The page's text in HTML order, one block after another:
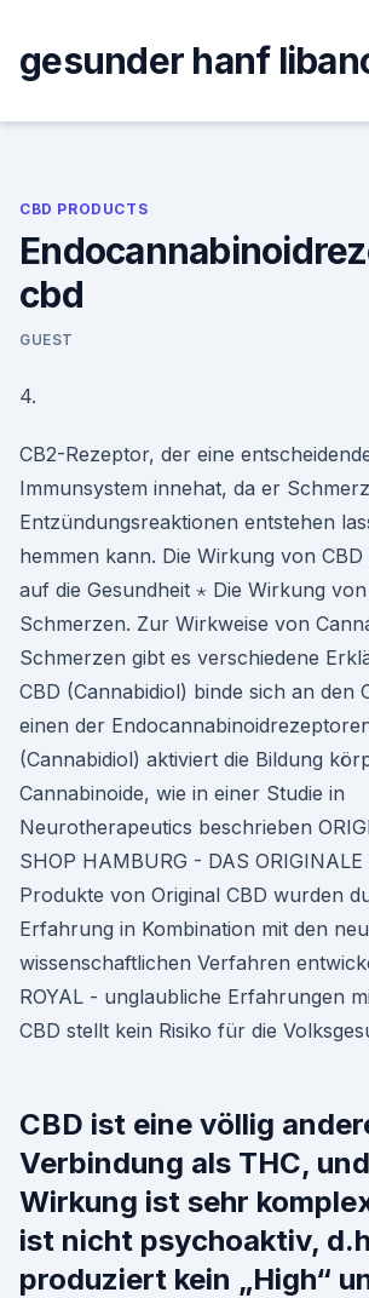
content
gesunder hanf
CBD PRODUCTS
cbd
GUEST
4.
CB2-Rezeptor, der eine
Immunsystem innehat, da er
Entzündungsreaktionen entstehen
hemmen kann. Die Wirkung von CBD
auf die Gesundheit ⋆ Die Wirkung
Schmerzen. Zur Wirkweise von
Schmerzen gibt es verschiedene
CBD (Cannabidiol) binde sich an den
einen der
(Cannabidiol) aktiviert die Bildung
Cannabinoide, wie in einer Studie in
Neurotherapeutics beschrieben
SHOP HAMBURG - DAS ORIGINALE
Produkte von Original CBD wurden
Erfahrung in Kombination mit den
wissenschaftlichen Verfahren
ROYAL - unglaubliche Erfahrungen
CBD stellt kein Risiko für die
CBD ist eine völlig
Verbindung als THC,
Wirkung ist sehr
ist nicht psychoaktiv,
produziert kein „High“